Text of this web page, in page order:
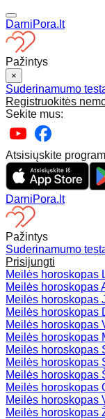
DarniPora.lt
Pažintys
×
Suderinamumo
Registruokitės
Sekite mus:
Atsisiųskite
DarniPora.lt
Pažintys
Suderinamumo
Prisijungti
Meilės horoskopas
Meilės horoskopas
Meilės horoskopas
Meilės horoskopas
Meilės horoskopas
Meilės horoskopas
Meilės horoskopas
Meilės horoskopas
Meilės horoskopas
Meilės horoskopas
Meilės horoskopas
Meilės horoskopas